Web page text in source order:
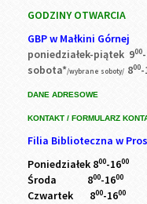
GODZINY OTWARCIA
GBP w Małkini Górnej
poniedziałek-piątek 900
sobota*/wybrane soboty/ 800-
DANE ADRESOWE
KONTAKT / FORMULARZ
Filia Biblioteczna w
Poniedziałek 800-1600
Środa 800-1600
Czwartek 800-1600